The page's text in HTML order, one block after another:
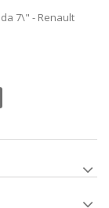
7\" - Renault